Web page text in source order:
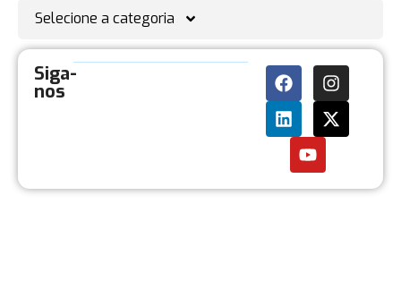
Selecione a categoria
Siga-
nos